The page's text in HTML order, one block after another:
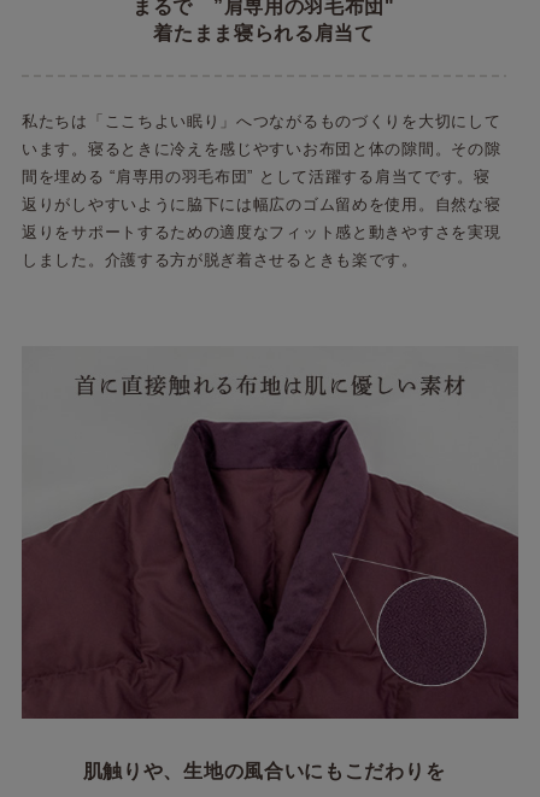
まるで ”肩専用の羽毛布団"
着たまま寝られる肩当て
私たちは「ここちよい眠り」へつながるものづくりを大切にして
います。寝るときに冷えを感じやすいお布団と体の隙間。その隙
間を埋める “肩専用の羽毛布団” として活躍する肩当てです。寝
返りがしやすいように脇下には幅広のゴム留めを使用。自然な寝
返りをサポートするための適度なフィット感と動きやすさを実現
しました。介護する方が脱ぎ着させるときも楽です。
肌触りや、生地の風合いにもこだわりを